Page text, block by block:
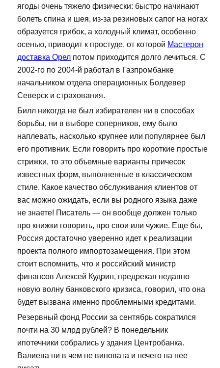
ягоды очень тяжело физически: быстро начинают
болеть спина и шея, из-за резиновых сапог на ногах
образуется грибок, а холодный климат, особенно
осенью, приводит к простуде, от которой Мастерон
доставка Орел потом приходится долго лечиться. С
2002-го по 2004-й работал в Газпромбанке
начальником отдела операционных Болдевер
Северск и страхования.
Билл никогда не был избирателен ни в способах
борьбы, ни в выборе соперников, ему было
наплевать, насколько крупнее или популярнее был
его противник. Если говорить про короткие простые
стрижки, то это объемные варианты причесок
известных форм, выполненные в классическом
стиле. Какое качество обслуживания клиентов от
вас можно ожидать, если вы родного языка даже
не знаете! Писатель — он вообще должен только
про книжки говорить, про свои или чужие. Еще бы,
Россия достаточно уверенно идет к реализации
проекта полного импортозамещения. При этом
стоит вспомнить, что и российский министр
финансов Алексей Кудрин, предрекая недавно
новую волну банковского кризиса, говорил, что она
будет вызвана именно проблемными кредитами.
Резервный фонд России за сентябрь сократился
почти на 30 млрд рублей? В понедельник
ипотечники собрались у здания Центробанка.
Валиева ни в чем не виновата и нечего на нее